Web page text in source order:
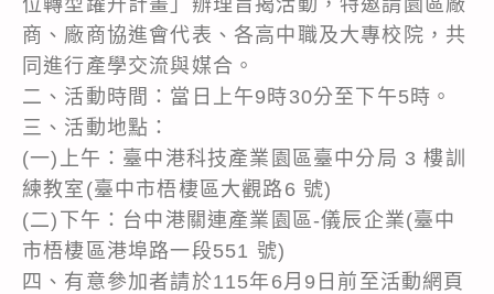
商、廠商協進會代表、各高中職及大專校院，共
同進行產學交流與媒合。
二、活動時間：當日上午9時30分至下午5時。
三、活動地點：
(一)上午：臺中港科技產業園區臺中分局 3 樓訓
練教室(臺中市梧棲區大觀路6 號)
(二)下午：台中港關連產業園區-儀辰企業(臺中
市梧棲區港埠路一段551 號)
四、有意參加者請於115年6月9日前至活動網頁